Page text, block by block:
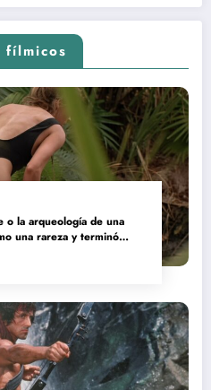
o la arqueología de una
una rareza y terminó